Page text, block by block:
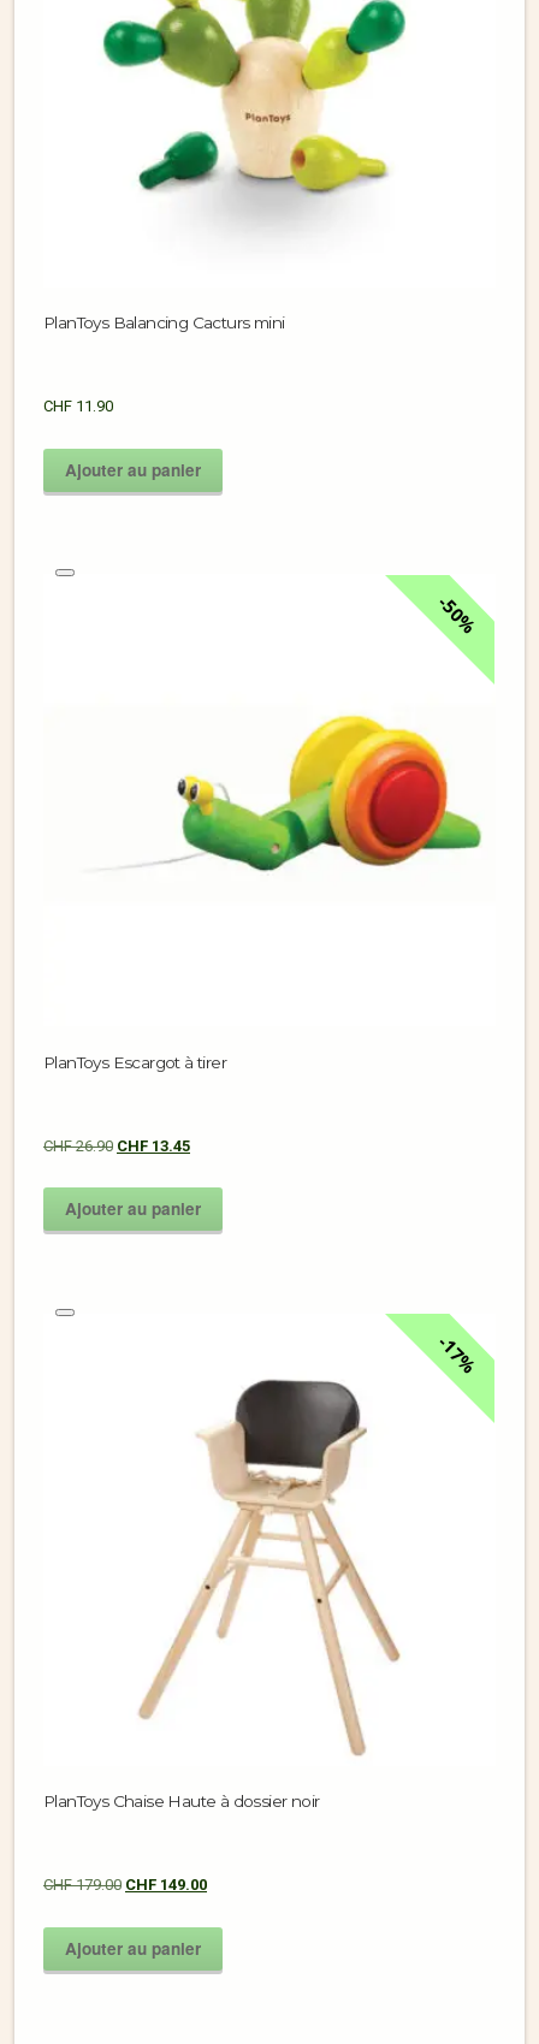
PlanToys Balancing Cacturs mini
CHF 11.90
Ajouter au panier
50%
PlanToys Escargot à tirer
CHF26.90 CHF 13.45
Ajouter au panier
17%
PlanToys Chaise Haute à dossier noir
CHF179.00 CHF 149.00
Ajouter au panier